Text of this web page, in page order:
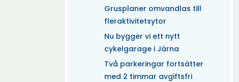
Grusplaner omvandlas till
fleraktivitetsytor
Nu bygger vi ett nytt
cykelgarage i Järna
Två parkeringar fortsätter
med 2 timmar avgiftsfri